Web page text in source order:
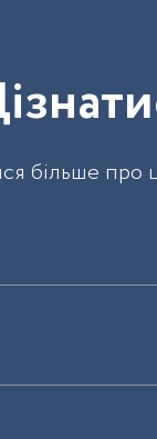
ізнати
більше про